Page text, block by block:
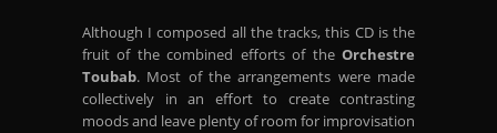
Although I composed all the tracks, this CD is the
fruit of the combined efforts of theOrchestre
Toubab. Most of the arrangements were made
collectively in an effort to create contrasting
moods and leave plenty of room for improvisation